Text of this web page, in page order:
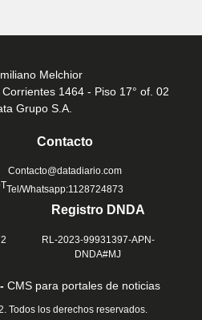
Melchior
Corrientes 1464 - Piso 17° of. 02
Grupo S.A.
Contacto
Contacto@datadiario.com
Tel/Whatsapp:1128724873
Registro DNDA
RL-2023-99931397-APN-
DNDA#MJ
CMS para portales de noticias
Todos los derechos reservados.